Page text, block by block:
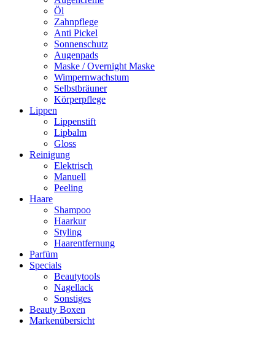
Öl
Zahnpflege
Anti Pickel
Sonnenschutz
Augenpads
Maske / Overnight Maske
Wimpernwachstum
Selbstbräuner
Körperpflege
Lippen
Lippenstift
Lipbalm
Gloss
Reinigung
Elektrisch
Manuell
Peeling
Haare
Shampoo
Haarkur
Styling
Haarentfernung
Parfüm
Specials
Beautytools
Nagellack
Sonstiges
Beauty Boxen
Markenübersicht